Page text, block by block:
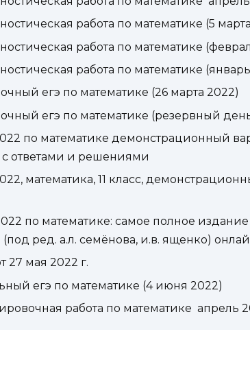
работа по математике (5
работа по математике
работа по математике
егэ по математике (26 марта 2022)
егэ по математике (резервный
по математике демонстрационный
с ответами и решениями
математика, 11 класс,
по математике: самое полное
ред. a.л. семёнова, и.в. ященко)
27 мая 2022 г.
егэ по математике (4 июня 2022)
работа по математике апрель